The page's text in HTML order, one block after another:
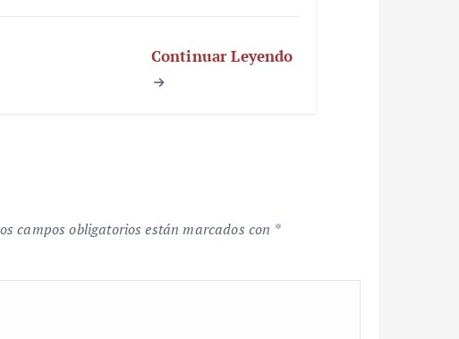
Continuar Leyendo
campos obligatorios están marcados con *